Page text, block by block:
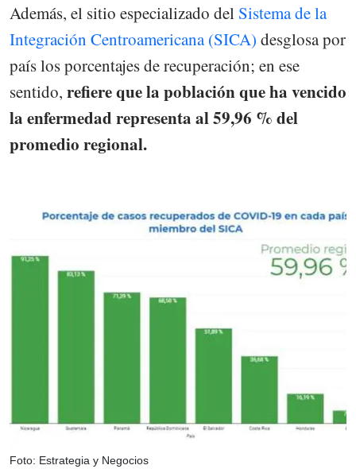
Además, el sitio especializado del Sistema de la
Integración Centroamericana (SICA) desglosa por
país los porcentajes de recuperación; en ese
sentido, refiere que la población que ha vencido
la enfermedad representa al 59,96 % del
promedio regional.
Foto: Estrategia y Negocios